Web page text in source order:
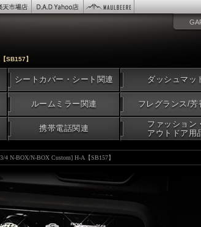
シートカバー・シート関連 ダッシュマッ
ルームミラー関連 フレグランス/芳
携帯電話関連
ファッション
アウトドア用
SB157】
N-BOX/N-BOX Custom] H-A【SB157】